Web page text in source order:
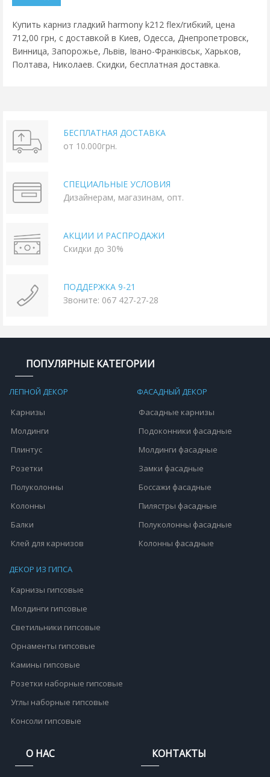
Купить карниз гладкий harmony k212 flex/гибкий, цена
712,00 грн, с доставкой в Киев, Одесса, Днепропетровск,
Винница, Запорожье, Львів, Івано-Франківськ, Харьков,
Полтава, Николаев. Скидки, бесплатная доставка.
БЕСПЛАТНАЯ ДОСТАВКА
от 10.000грн.
СПЕЦИАЛЬНЫЕ УСЛОВИЯ
Дизайнерам, магазинам, опт.
АКЦИИ И РАСПРОДАЖИ
Скидки до 30%
ПОДДЕРЖКА 9-21
Звоните: 067 427-27-28
ПОПУЛЯРНЫЕ КАТЕГОРИИ
ЛЕПНОЙ ДЕКОР
Карнизы
Молдинги
Плинтус
Розетки
Полуколонны
Колонны
Балки
Клей для карнизов
ФАСАДНЫЙ ДЕКОР
Фасадные карнизы
Подоконники фасадные
Молдинги фасадные
Замки фасадные
Боссажи фасадные
Пилястры фасадные
Полуколонны фасадные
Колонны фасадные
ДЕКОР ИЗ ГИПСА
Карнизы гипсовые
Молдинги гипсовые
Светильники гипсовые
Орнаменты гипсовые
Камины гипсовые
Розетки наборные гипсовые
Углы наборные гипсовые
Консоли гипсовые
О НАС КОНТАКТЫ